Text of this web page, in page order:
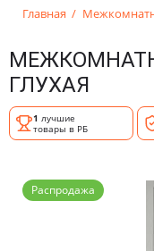
Главная
ГЛУХАЯ
1 лучшие
товары в РБ
Распродажа